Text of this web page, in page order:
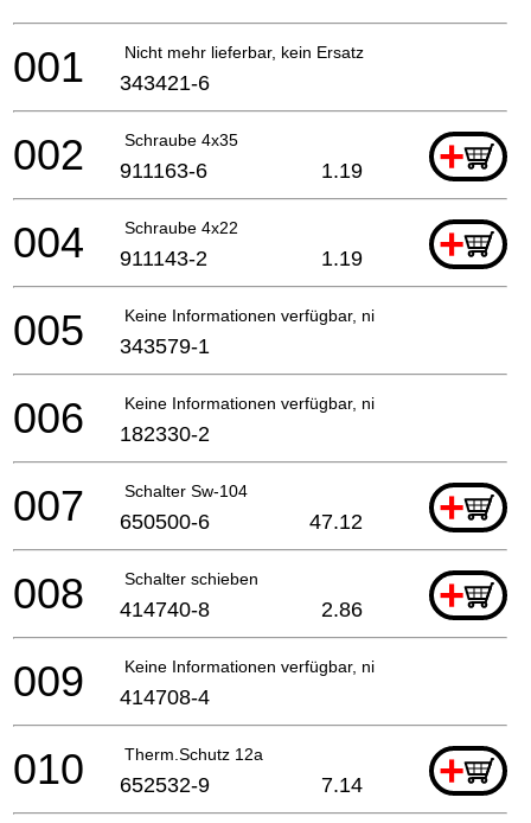
Nicht mehr lieferbar, kein Ersatz
001 343421-6
Schraube 4x35 +
002 911163-6 1.19
Schraube 4x22 +
004 911143-2 1.19
Keine Informationen verfügbar, nicht bestellbar
005 343579-1
Keine Informationen verfügbar, nicht bestellbar
006 182330-2
Schalter Sw-104 +
007 650500-6 47.12
Schalter schieben +
008 414740-8 2.86
Keine Informationen verfügbar, nicht bestellbar
009 414708-4
Therm.Schutz 12a +
010 652532-9 7.14